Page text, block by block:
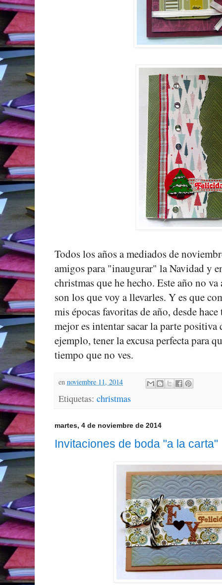
Todos los años a mediados de
amigos para "inaugurar" la Navidad y
christmas que he hecho. Este año no
son los que voy a llevarles. Y es que
mis épocas favoritas de año, desde
mejor es intentar sacar la parte positiva
ejemplo, tener la excusa perfecta para
tiempo que no ves.
en noviembre 11, 2014
Etiquetas: christmas
martes, 4 de noviembre de 2014
Invitaciones de boda "a la carta"